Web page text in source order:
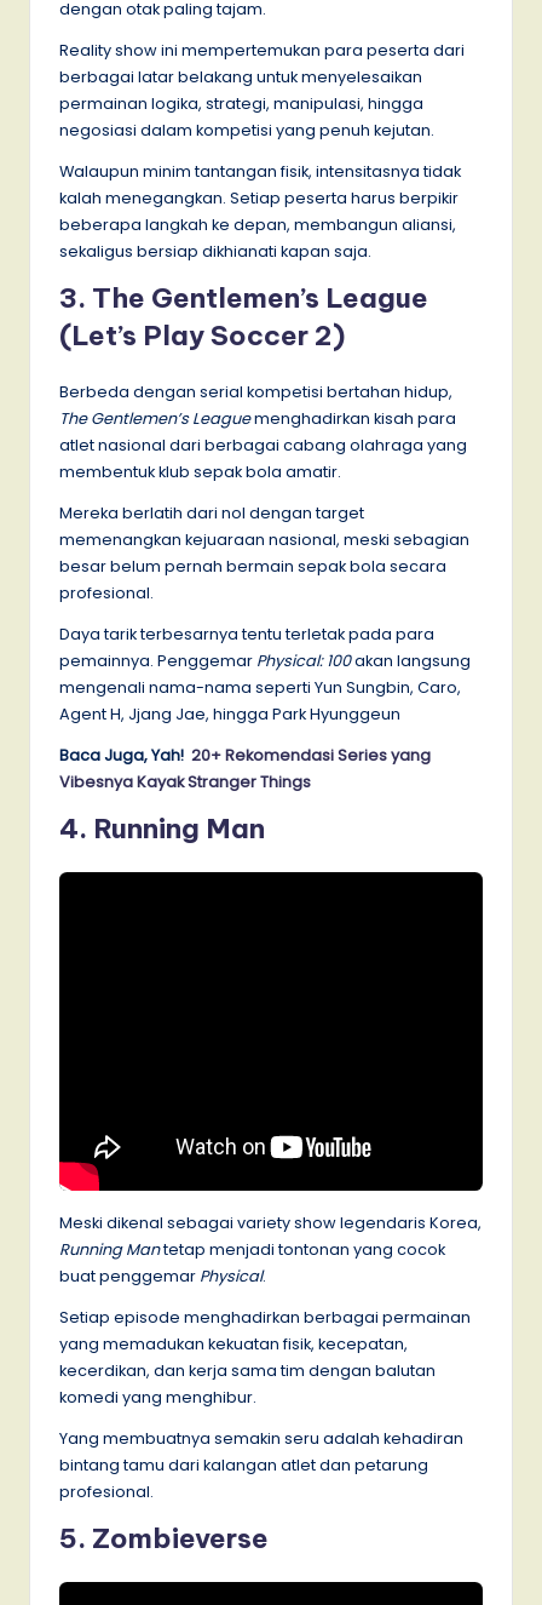
dengan otak paling tajam.
Reality show ini mempertemukan para peserta dari
berbagai latar belakang untuk menyelesaikan
permainan logika, strategi, manipulasi, hingga
negosiasi dalam kompetisi yang penuh kejutan.
Walaupun minim tantangan fisik, intensitasnya tidak
kalah menegangkan. Setiap peserta harus berpikir
beberapa langkah ke depan, membangun aliansi,
sekaligus bersiap dikhianati kapan saja.
3. The Gentlemen’s League
(Let’s Play Soccer 2)
Berbeda dengan serial kompetisi bertahan hidup,
The Gentlemen’s Leaguemenghadirkan kisah para
atlet nasional dari berbagai cabang olahraga yang
membentuk klub sepak bola amatir.
Mereka berlatih dari nol dengan target
memenangkan kejuaraan nasional, meski sebagian
besar belum pernah bermain sepak bola secara
profesional.
Daya tarik terbesarnya tentu terletak pada para
pemainnya. Penggemar Physical: 100akan langsung
mengenali nama-nama seperti Yun Sungbin, Caro,
Agent H, Jjang Jae, hingga Park Hyunggeun
Baca Juga, Yah! 20+ Rekomendasi Series yang
Vibesnya Kayak Stranger Things
4. Running Man
Meski dikenal sebagai variety show legendaris Korea,
Running Mantetap menjadi tontonan yang cocok
buat penggemar Physical.
Setiap episode menghadirkan berbagai permainan
yang memadukan kekuatan fisik, kecepatan,
kecerdikan, dan kerja sama tim dengan balutan
komedi yang menghibur.
Yang membuatnya semakin seru adalah kehadiran
bintang tamu dari kalangan atlet dan petarung
profesional.
5. Zombieverse